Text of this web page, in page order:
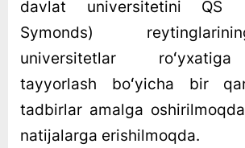
davlat universitetini QS
Symonds)
universitetlar
tayyorlash boʻyicha bir
tadbirlar amalga
natijalarga erishilmoqda.